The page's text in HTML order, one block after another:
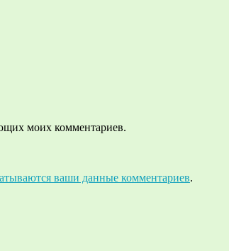
моих комментариев.
ваши данные комментариев.